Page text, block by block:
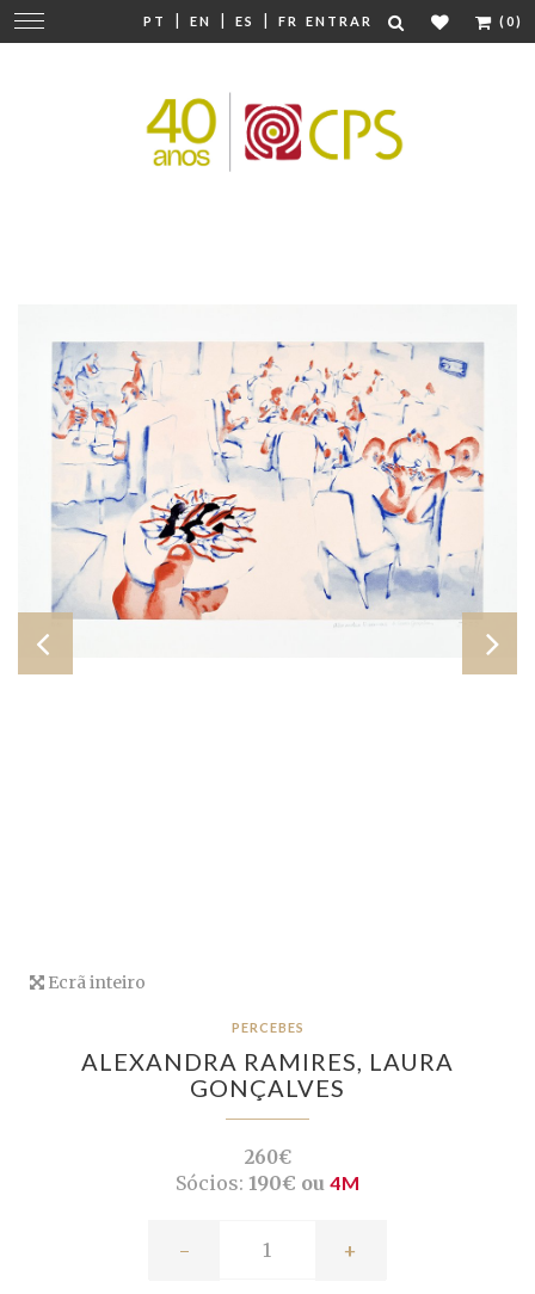
PT | EN | ES | FR ENTRAR (0)
Mudar
navegação
Ecrã inteiro
PERCEBES
ALEXANDRA RAMIRES, LAURA
GONÇALVES
260€
Sócios: 190€ ou 4M
- +